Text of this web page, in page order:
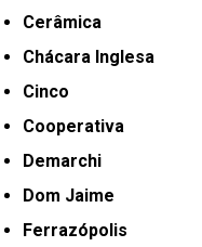
Cerâmica
Chácara Inglesa
Cinco
Cooperativa
Demarchi
Dom Jaime
Ferrazópolis